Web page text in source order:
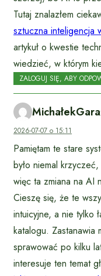
Tutaj znalazłem
sztuczna inteligencja
artykuł o kwestie
wiedzieć, w którym
ZALOGUJ SIĘ, ABY
2026-07-07 o 15:11
Pamiętam te stare
było niemal
więc ta zmiana na AI
Cieszę się, że te
intuicyjne, a nie tylko
katalogu. Zastanawia
sprawować po kilku
interesuje ten temat